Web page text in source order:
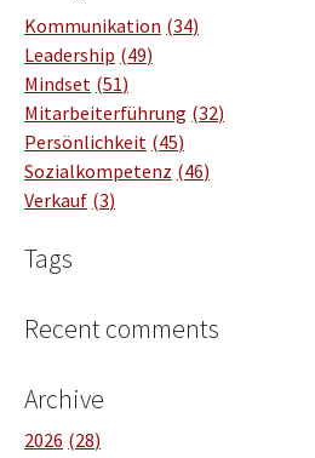
Kommunikation 34
Leadership 49
Mindset 51
Mitarbeiterführung 32
Persönlichkeit 45
Sozialkompetenz 46
Verkauf 3
Tags
Recent comments
Archive
2026 28